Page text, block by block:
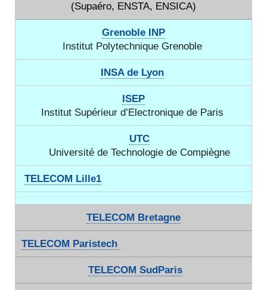
(Supaéro, ENSTA, ENSICA)
Grenoble INP
Institut Polytechnique Grenoble
INSA de Lyon
ISEP
Institut Supérieur d’Electronique de Paris
UTC
Université de Technologie de Compiègne
TELECOM Lille1
TELECOM Bretagne
TELECOM Paristech
TELECOM SudParis